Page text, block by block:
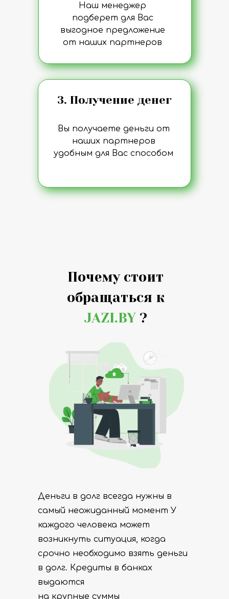
Наш менеджер
подберет для Вас
выгодное предложение
от наших партнеров
3. Получение денег
Вы получаете деньги от
наших партнеров
удобным для Вас способом
Почему стоит
обращаться к
JAZI.BY ?
Деньги в долг всегда нужны в
самый неожиданный момент У
каждого человека может
возникнуть ситуация, когда
срочно необходимо взять деньги
в долг. Кредиты в банках
выдаются
на крупные суммы